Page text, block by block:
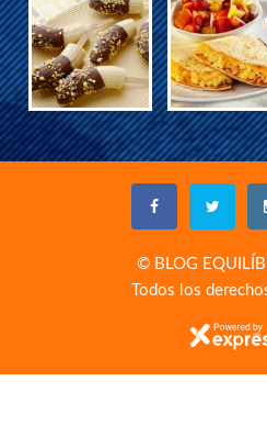
© BLOG
Todos los